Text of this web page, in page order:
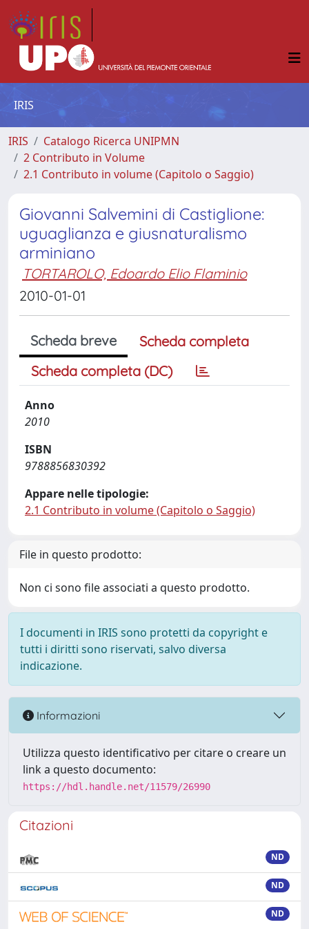
IRIS
IRIS
Catalogo Ricerca UNIPMN
2 Contributo in Volume
2.1 Contributo in volume (Capitolo o Saggio)
Giovanni Salvemini di Castiglione:
uguaglianza e giusnaturalismo
arminiano
TORTAROLO, Edoardo Elio Flaminio
2010-01-01
Scheda breve
Scheda completa
Scheda completa (DC)
Anno
2010
ISBN
9788856830392
Appare nelle tipologie:
2.1 Contributo in volume (Capitolo o Saggio)
File in questo prodotto:
Non ci sono file associati a questo prodotto.
I documenti in IRIS sono protetti da copyright e
tutti i diritti sono riservati, salvo diversa
indicazione.
Informazioni
Utilizza questo identificativo per citare o creare un
link a questo documento:
https://hdl.handle.net/11579/26990
Citazioni
ND
ND
ND